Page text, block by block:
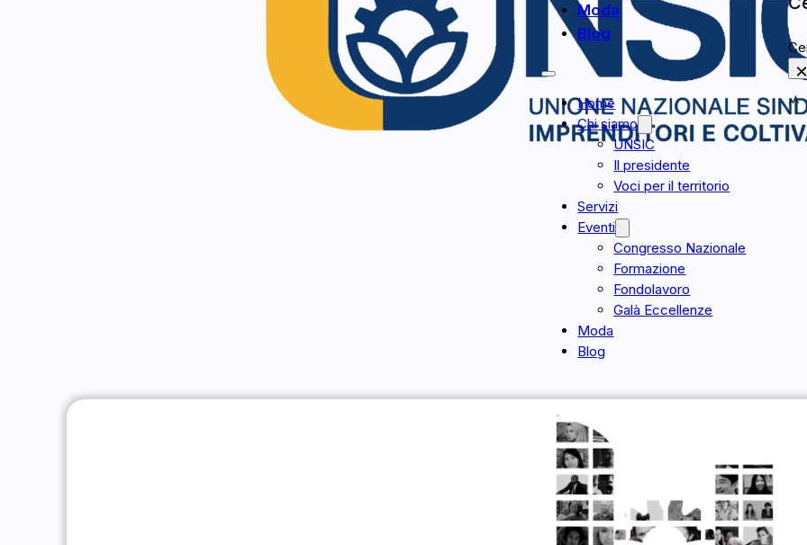
Moda
Blog
Home
Chi siamo
UNSIC
Il presidente
Voci per il territorio
Servizi
Eventi
Congresso Nazionale
Formazione
Fondolavoro
Galà Eccellenze
Moda
Blog